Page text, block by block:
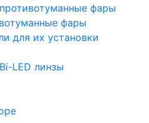
фары
фары
для их установки
LED линзы